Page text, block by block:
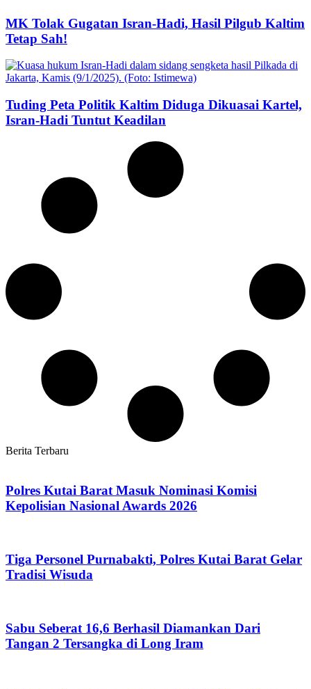
MK Tolak Gugatan Isran-Hadi, Hasil Pilgub Kaltim
Tetap Sah!
Tuding Peta Politik Kaltim Diduga Dikuasai Kartel,
Isran-Hadi Tuntut Keadilan
Berita Terbaru
Polres Kutai Barat Masuk Nominasi Komisi
Kepolisian Nasional Awards 2026
Tiga Personel Purnabakti, Polres Kutai Barat Gelar
Tradisi Wisuda
Sabu Seberat 16,6 Berhasil Diamankan Dari
Tangan 2 Tersangka di Long Iram